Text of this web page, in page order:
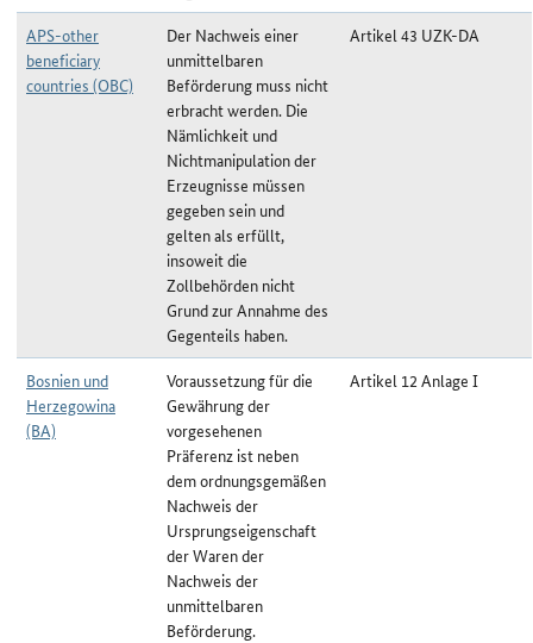
APS-other
beneficiary
countries (OBC)
Der Nachweis einer
unmittelbaren
Beförderung muss nicht
erbracht werden. Die
Nämlichkeit und
Nichtmanipulation der
Erzeugnisse müssen
gegeben sein und
gelten als erfüllt,
insoweit die
Zollbehörden nicht
Grund zur Annahme des
Gegenteils haben.
Artikel 43 UZK-DA
Bosnien und
Herzegowina
(BA)
Voraussetzung für die
Gewährung der
vorgesehenen
Präferenz ist neben
dem ordnungsgemäßen
Nachweis der
Ursprungseigenschaft
der Waren der
Nachweis der
unmittelbaren
Beförderung.
Artikel 12 Anlage I